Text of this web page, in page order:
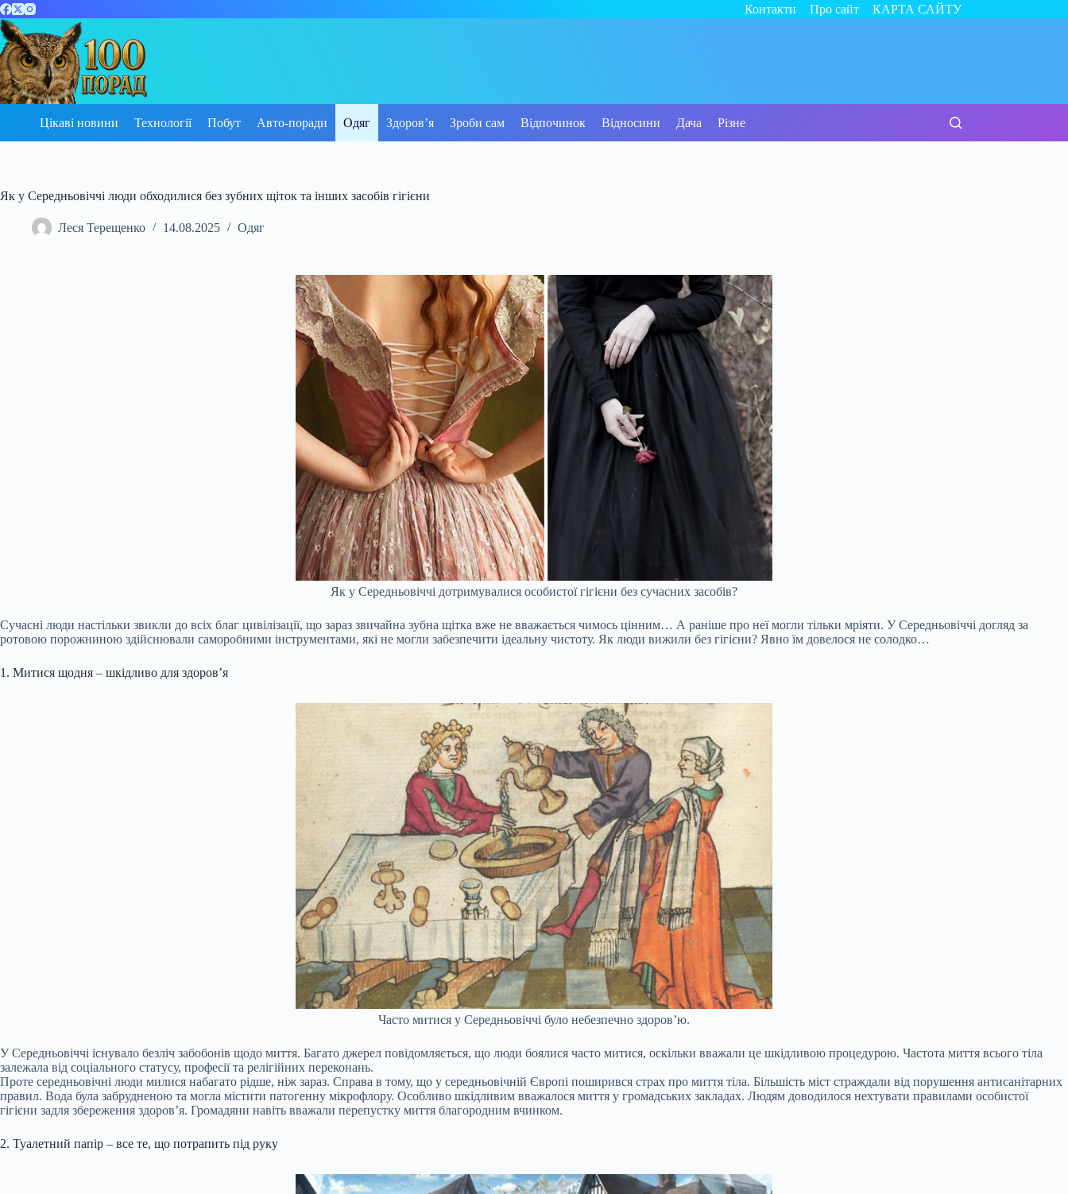
Перейти
до
вмісту
Контакти Про сайт КАРТА САЙТУ
Цікаві новини Технології Побут Авто-поради Одяг Здоров’я Зроби сам Відпочинок Відносини Дача Різне
Як у Середньовіччі люди обходилися без зубних щіток та інших засобів гігієни
Леся Терещенко 14.08.2025 Одяг
Як у Середньовіччі дотримувалися особистої гігієни без сучасних засобів?
Сучасні люди настільки звикли до всіх благ цивілізації, що зараз звичайна зубна щітка вже не вважається чимось цінним… А раніше про неї могли тільки мріяти. У Середньовіччі догляд за
ротовою порожниною здійснювали саморобними інструментами, які не могли забезпечити ідеальну чистоту. Як люди вижили без гігієни? Явно їм довелося не солодко…
1. Митися щодня – шкідливо для здоров’я
Часто митися у Середньовіччі було небезпечно здоров’ю.
У Середньовіччі існувало безліч забобонів щодо миття. Багато джерел повідомляється, що люди боялися часто митися, оскільки вважали це шкідливою процедурою. Частота миття всього тіла
залежала від соціального статусу, професії та релігійних переконань.
Проте середньовічні люди милися набагато рідше, ніж зараз. Справа в тому, що у середньовічній Європі поширився страх про миття тіла. Більшість міст страждали від порушення антисанітарних
правил. Вода була забрудненою та могла містити патогенну мікрофлору. Особливо шкідливим вважалося миття у громадських закладах. Людям доводилося нехтувати правилами особистої
гігієни задля збереження здоров’я. Громадяни навіть вважали перепустку миття благородним вчинком.
2. Туалетний папір – все те, що потрапить під руку